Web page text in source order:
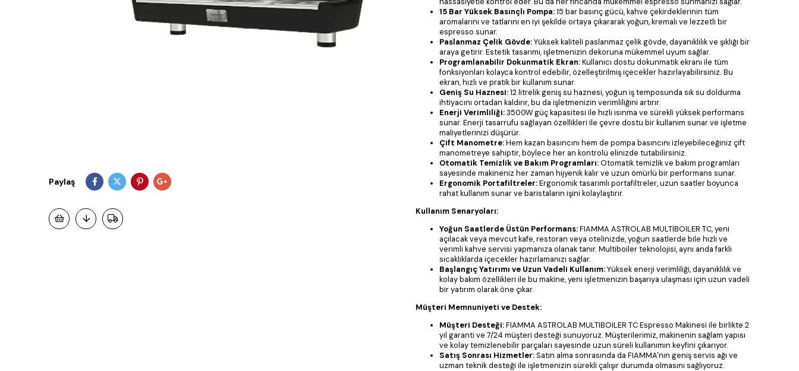
Paylaş
15 Bar Yüksek Basınçlı Pompa:15 bar basınç gücü, kahve çekirdeklerinin tüm
aromalarını ve tatlarını en iyi şekilde ortaya çıkararak yoğun, kremalı ve lezzetli bir
espresso sunar.
Paslanmaz Çelik Gövde:Yüksek kaliteli paslanmaz çelik gövde, dayanıklılık ve şıklığı bir
araya getirir. Estetik tasarımı, işletmenizin dekoruna mükemmel uyum sağlar.
Programlanabilir Dokunmatik Ekran:Kullanıcı dostu dokunmatik ekranı ile tüm
fonksiyonları kolayca kontrol edebilir, özelleştirilmiş içecekler hazırlayabilirsiniz. Bu
ekran, hızlı ve pratik bir kullanım sunar.
Geniş Su Haznesi:12 litrelik geniş su haznesi, yoğun iş temposunda sık su doldurma
ihtiyacını ortadan kaldırır, bu da işletmenizin verimliliğini artırır.
Enerji Verimliliği:3500W güç kapasitesi ile hızlı ısınma ve sürekli yüksek performans
sunar. Enerji tasarrufu sağlayan özellikleri ile çevre dostu bir kullanım sunar ve işletme
maliyetlerinizi düşürür.
Çift Manometre:Hem kazan basıncını hem de pompa basıncını izleyebileceğiniz çift
manometreye sahiptir, böylece her an kontrolü elinizde tutabilirsiniz.
Otomatik Temizlik ve Bakım Programları:Otomatik temizlik ve bakım programları
sayesinde makineniz her zaman hijyenik kalır ve uzun ömürlü bir performans sunar.
Ergonomik Portafiltreler:Ergonomik tasarımlı portafiltreler, uzun saatler boyunca
rahat kullanım sunar ve baristaların işini kolaylaştırır.
Kullanım Senaryoları:
Yoğun Saatlerde Üstün Performans:FIAMMA ASTROLAB MULTIBOILER TC, yeni
açılacak veya mevcut kafe, restoran veya otelinizde, yoğun saatlerde bile hızlı ve
verimli kahve servisi yapmanıza olanak tanır. Multiboiler teknolojisi, aynı anda farklı
sıcaklıklarda içecekler hazırlamanızı sağlar.
Başlangıç Yatırımı ve Uzun Vadeli Kullanım:Yüksek enerji verimliliği, dayanıklılık ve
kolay bakım özellikleri ile bu makine, yeni işletmenizin başarıya ulaşması için uzun vadeli
bir yatırım olarak öne çıkar.
Müşteri Memnuniyeti ve Destek:
Müşteri Desteği:FIAMMA ASTROLAB MULTIBOILER TC Espresso Makinesi ile birlikte 2
yıl garanti ve 7/24 müşteri desteği sunuyoruz. Müşterilerimiz, makinenin sağlam yapısı
ve kolay temizlenebilir parçaları sayesinde uzun süreli kullanımın keyfini çıkarıyor.
Satış Sonrası Hizmetler:Satın alma sonrasında da FIAMMA'nın geniş servis ağı ve
uzman teknik desteği ile işletmenizin sürekli çalışır durumda olmasını sağlıyoruz.